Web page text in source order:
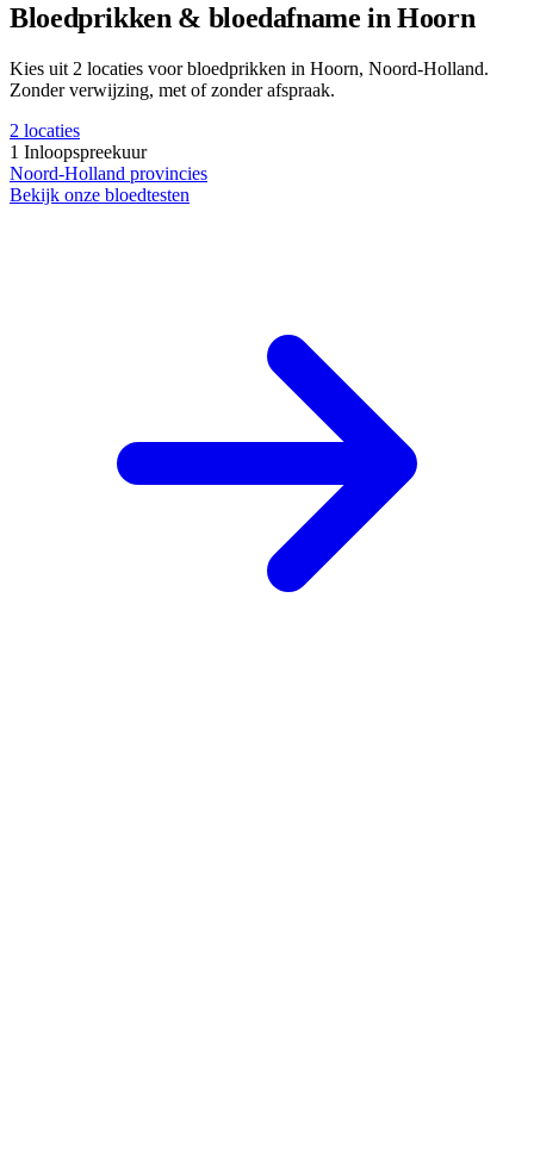
Bloedprikken & bloedafname in Hoorn
Kies uit 2 locaties voor bloedprikken in Hoorn, Noord-Holland.
Zonder verwijzing, met of zonder afspraak.
2 locaties
1 Inloopspreekuur
Noord-Holland provincies
Bekijk onze bloedtesten